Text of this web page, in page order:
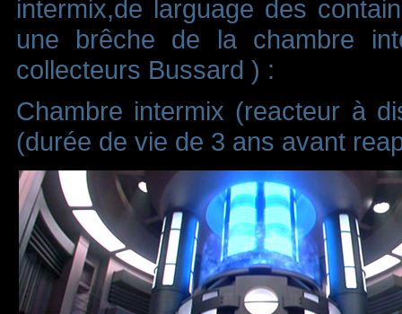
intermix,de larguage des
une brêche de la chambre
collecteurs Bussard ) :
Chambre intermix (reacteur à
(durée de vie de 3 ans avant